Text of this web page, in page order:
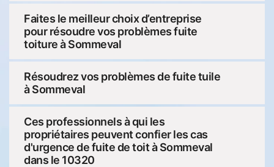
Faites le meilleur choix d’entreprise
pour résoudre vos problèmes fuite
toiture à Sommeval
Résoudrez vos problèmes de fuite tuile
à Sommeval
Ces professionnels à qui les
propriétaires peuvent confier les cas
d'urgence de fuite de toit à Sommeval
dans le 10320